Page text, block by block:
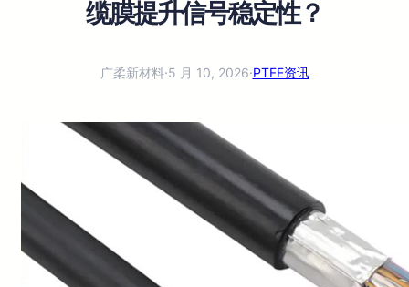
缆膜提升信号稳定性？
广柔新材料·5 月 10, 2026·PTFE资讯